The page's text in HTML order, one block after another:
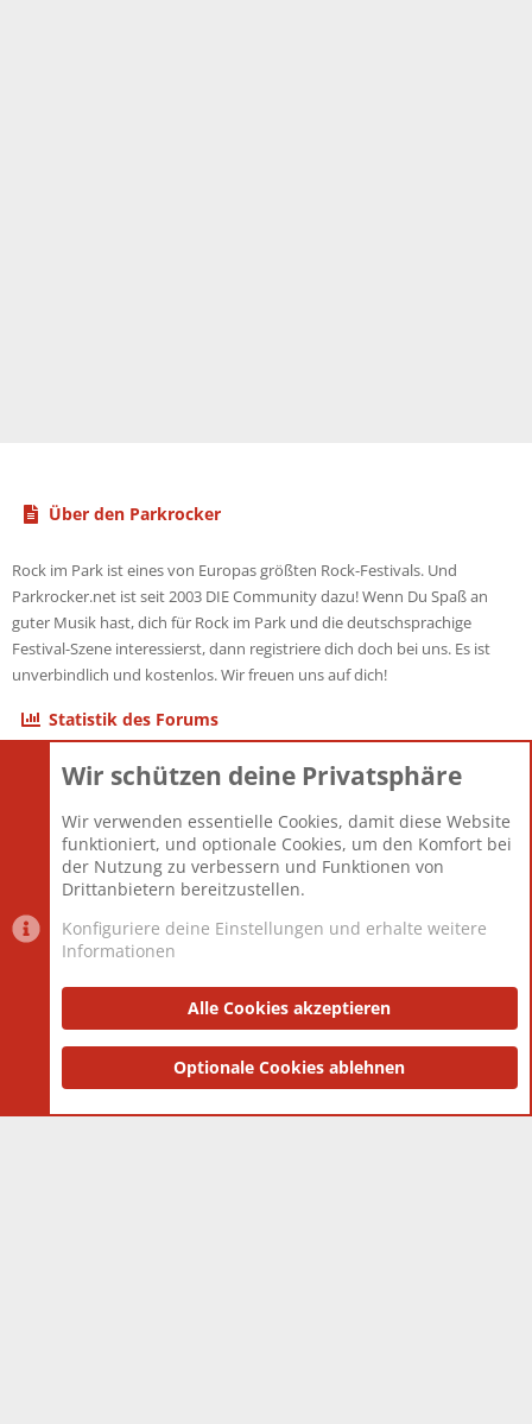
Über den Parkrocker
Rock im Park ist eines von Europas größten Rock-Festivals. Und
Parkrocker.net ist seit 2003 DIE Community dazu! Wenn Du Spaß an
guter Musik hast, dich für Rock im Park und die deutschsprachige
Festival-Szene interessierst, dann registriere dich doch bei uns. Es ist
unverbindlich und kostenlos. Wir freuen uns auf dich!
Statistik des Forums
Themen
Mitglieder
12.427
Neuestes Mitglied
Berlin
Datenschutzerklärung Impressum
Community platform by XenForo® © 2010-2025 XenForo Ltd.
and add-ons by ThemeHouse
Wir schützen deine Privatsphäre
Wir verwenden essentielle Cookies, damit diese Website
funktioniert, und optionale Cookies, um den Komfort bei
der Nutzung zu verbessern und Funktionen von
Drittanbietern bereitzustellen.
Konfiguriere deine Einstellungen und erhalte weitere
Informationen
Alle Cookies akzeptieren
Optionale Cookies ablehnen